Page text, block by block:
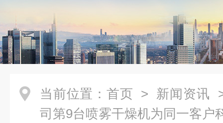
当前位置： 首页 > 新闻资讯
司第9台喷雾干燥机为同一客户